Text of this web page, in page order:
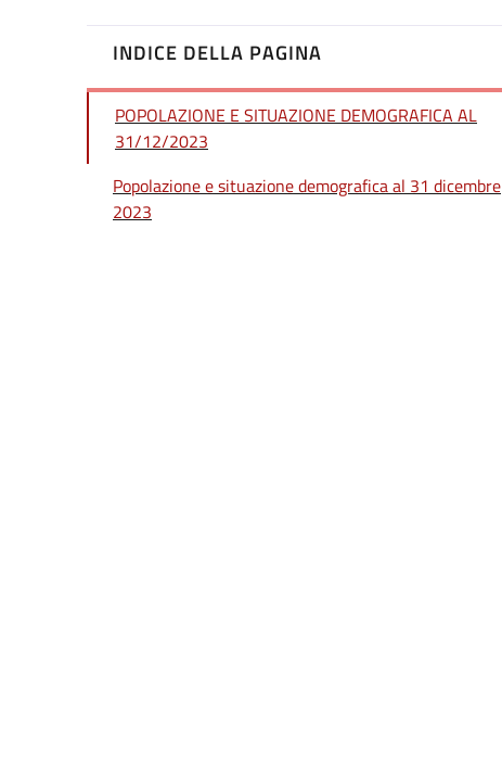
INDICE DELLA PAGINA
POPOLAZIONE E SITUAZIONE DEMOGRAFICA AL
31/12/2023
Popolazione e situazione demografica al 31 dicembre
2023